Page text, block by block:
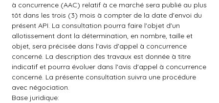
à concurrence (AAC) relatif à ce marché sera publié au plus
tôt dans les trois (3) mois à compter de la date d'envoi du
présent API. La consultation pourra faire l'objet d'un
allotissement dont la détermination, en nombre, taille et
objet, sera précisée dans l'avis d'appel à concurrence
concerné. La description des travaux est donnée à titre
indicatif et pourra évoluer dans l'avis d'appel à concurrence
concerné. La présente consultation suivra une procédure
avec négociation.
Base juridique: